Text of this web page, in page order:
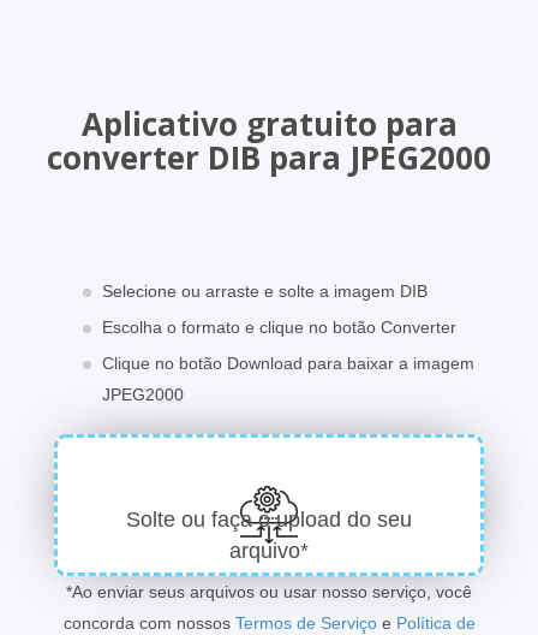
Aplicativo gratuito para
converter DIB para JPEG2000
Selecione ou arraste e solte a imagem DIB
Escolha o formato e clique no botão Converter
Clique no botão Download para baixar a imagem
JPEG2000
Solte ou faça o upload do seu
arquivo*
*Ao enviar seus arquivos ou usar nosso serviço, você
concorda com nossos Termos de Serviçoe Política de